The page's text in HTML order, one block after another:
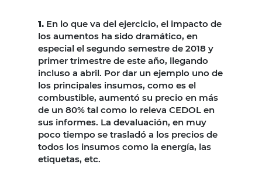
1. En lo que va del ejercicio, el impacto de
los aumentos ha sido dramático, en
especial el segundo semestre de 2018 y
primer trimestre de este año, llegando
incluso a abril. Por dar un ejemplo uno de
los principales insumos, como es el
combustible, aumentó su precio en más
de un 80% tal como lo releva CEDOL en
sus informes. La devaluación, en muy
poco tiempo se trasladó a los precios de
todos los insumos como la energía, las
etiquetas, etc.